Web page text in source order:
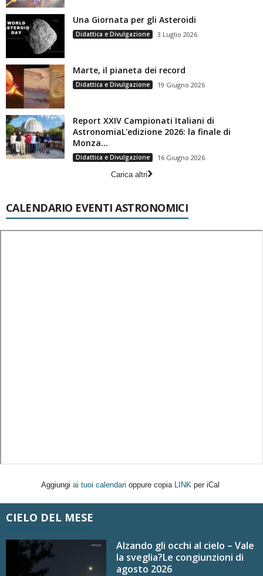
Una Giornata per gli Asteroidi
Didattica e Divulgazione 3 Luglio 2026
Marte, il pianeta dei record
Didattica e Divulgazione 19 Giugno 2026
Report XXIV Campionati Italiani di
AstronomiaL'edizione 2026: la finale di
Monza...
Didattica e Divulgazione
16 Giugno 2026
Carica altri
CALENDARIO EVENTI ASTRONOMICI
Aggiungi ai tuoi calendari oppure copia LINK per iCal
CIELO DEL MESE
Alzando gli occhi al cielo – Vale
la sveglia?Le congiunzioni di
agosto 2026